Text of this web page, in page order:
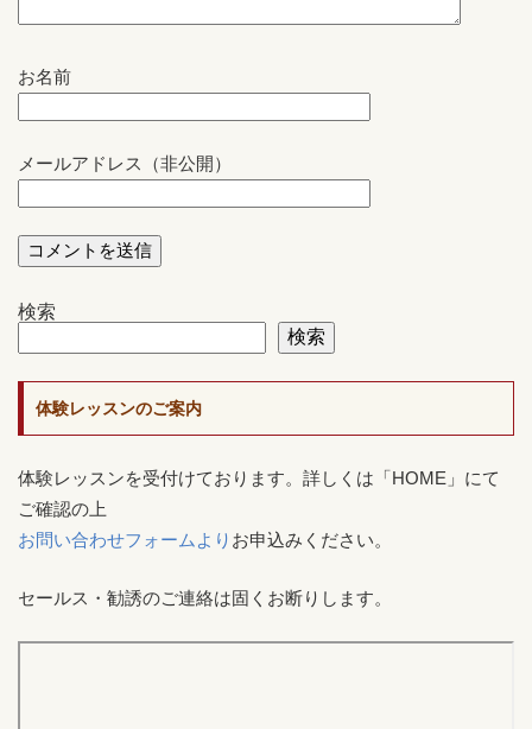
お名前
メールアドレス（非公開）
検索
検索
体験レッスンのご案内
体験レッスンを受付けております。詳しくは「HOME」にて
ご確認の上
お問い合わせフォームより お申込みください。
セールス・勧誘のご連絡は固くお断りします。